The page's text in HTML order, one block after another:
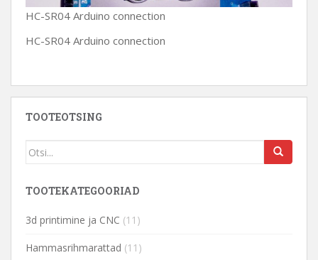
HC-SR04 Arduino connection
HC-SR04 Arduino connection
TOOTEOTSING
TOOTEKATEGOORIAD
3d printimine ja CNC (11)
Hammasrihmarattad (11)